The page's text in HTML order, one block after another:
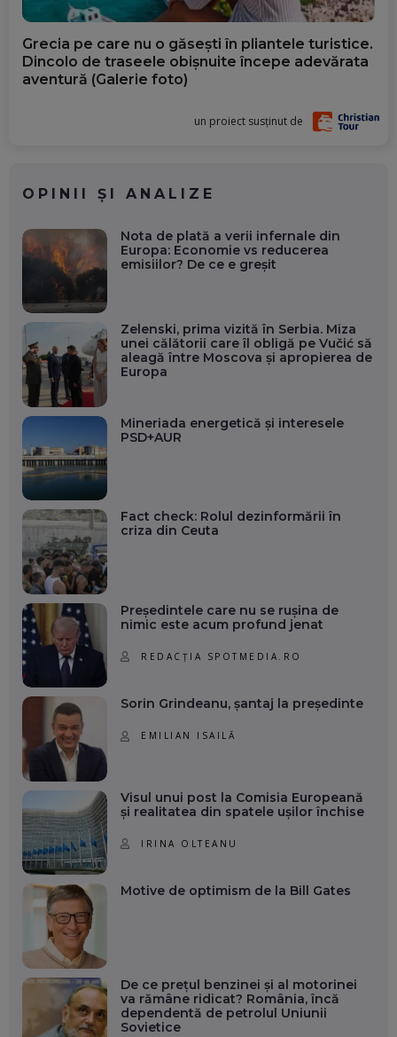
Grecia pe care nu o găsești în pliantele turistice.
Dincolo de traseele obișnuite începe adevărata
aventură (Galerie foto)
un proiect susținut de
OPINII ȘI ANALIZE
Nota de plată a verii infernale din
Europa: Economie vs reducerea
emisiilor? De ce e greșit
Zelenski, prima vizită în Serbia. Miza
unei călătorii care îl obligă pe Vučić să
aleagă între Moscova și apropierea de
Europa
Mineriada energetică și interesele
PSD+AUR
Fact check: Rolul dezinformării în
criza din Ceuta
Președintele care nu se rușina de
nimic este acum profund jenat
REDACȚIA SPOTMEDIA.RO
Sorin Grindeanu, șantaj la președinte
EMILIAN ISAILĂ
Visul unui post la Comisia Europeană
și realitatea din spatele ușilor închise
IRINA OLTEANU
Motive de optimism de la Bill Gates
De ce prețul benzinei și al motorinei
va rămâne ridicat? România, încă
dependentă de petrolul Uniunii
Sovietice